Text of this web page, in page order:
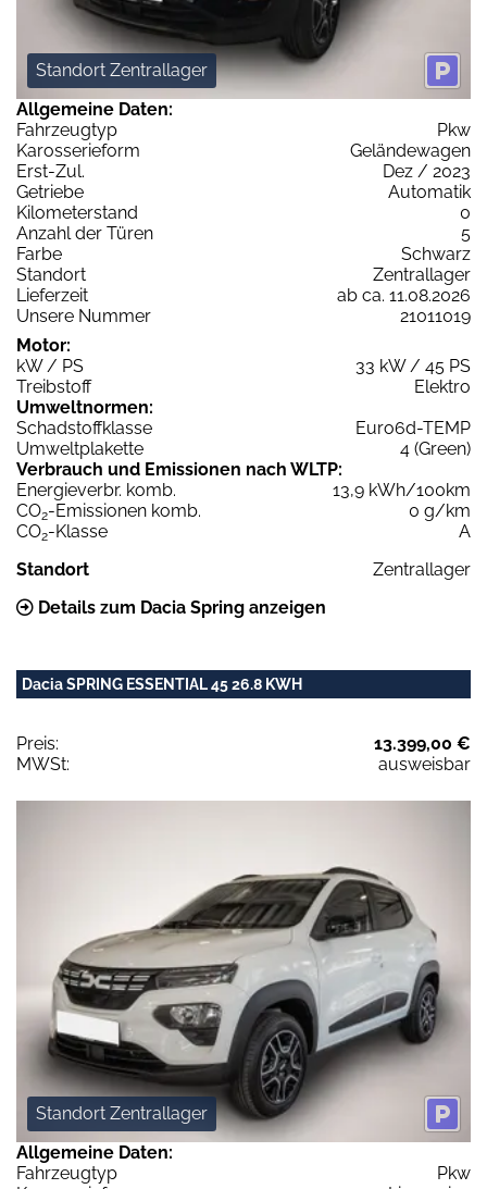
Standort Zentrallager
Allgemeine Daten:
Fahrzeugtyp
Pkw
Karosserieform
Geländewagen
Erst-Zul.
Dez / 2023
Getriebe
Automatik
Kilometerstand
0
Anzahl der Türen
5
Farbe
Schwarz
Standort
Zentrallager
Lieferzeit
ab ca. 11.08.2026
Unsere Nummer
21011019
Motor:
kW / PS
33 kW / 45 PS
Treibstoff
Elektro
Umweltnormen:
Schadstoffklasse
Euro6d-TEMP
Umweltplakette
4 (Green)
Verbrauch und Emissionen nach WLTP:
Energieverbr. komb.
13,9 kWh/100km
CO2-Emissionen komb.
0 g/km
CO2-Klasse
A
Standort
Zentrallager
Details zum Dacia Spring anzeigen
Dacia SPRING ESSENTIAL 45 26.8 KWH
Preis:
13.399,00 €
MWSt:
ausweisbar
Standort Zentrallager
Allgemeine Daten:
Fahrzeugtyp
Pkw